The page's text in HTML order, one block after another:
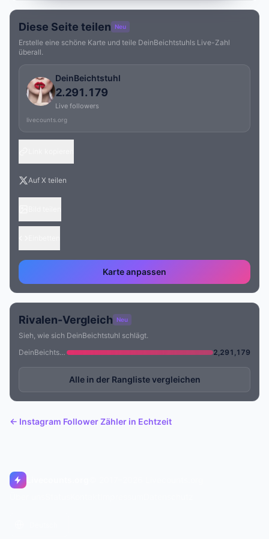
Diese Seite teilen Neu
Erstelle eine schöne Karte und teile DeinBeichtstuhls Live-Zahl
überall.
DeinBeichtstuhl
2.291.179
Live followers
livecounts.org
Auf X teilen
Karte anpassen
Rivalen-Vergleich Neu
Sieh, wie sich DeinBeichtstuhl schlägt.
DeinBeichtstuhl
2,291,179
Alle in der Rangliste vergleichen
← Instagram Follower Zähler in Echtzeit